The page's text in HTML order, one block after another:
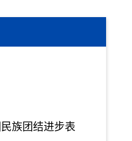
族团结进步表